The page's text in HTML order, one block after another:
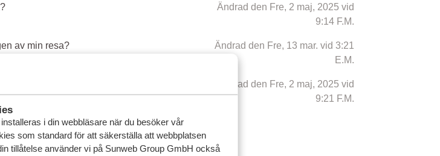
i din webbläsare när du besöker vår
som standard för att säkerställa att webbplatsen
tillåtelse använder vi på Sunweb Group GmbH också
Ändrad den Fre, 2 maj, 2025 vid
9:14 F.M.
av min resa?
Ändrad den Fre, 13 mar. vid 3:21
E.M.
Ändrad den Fre, 2 maj, 2025 vid
9:21 F.M.